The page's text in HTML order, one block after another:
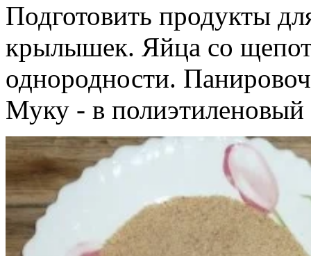
Подготовить продукты
крылышек. Яйца со
однородности.
Муку - в полиэтиленовый